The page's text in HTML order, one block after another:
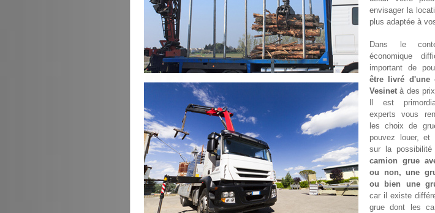
envisager la
plus adaptée à
Dans le
économique
important de
être livré d'une
Vesinet à des
Il est
experts vous
les choix de
pouvez louer, et
sur la
camion grue
ou non, une
ou bien une
car il existe
grue dont les